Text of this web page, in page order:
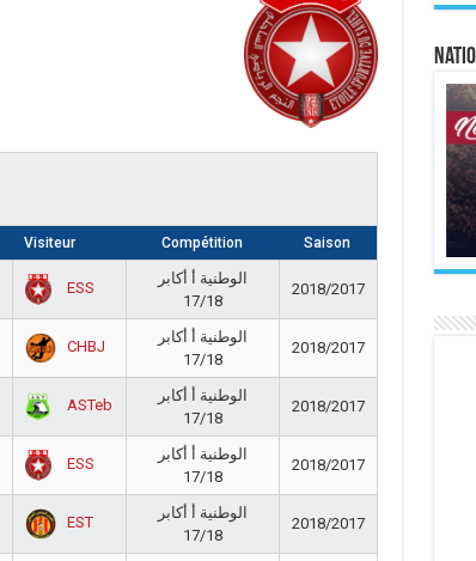
Visiteur Compétition Saison
ESS
الوطنية أ أكابر
17/18
2018/2017
CHBJ
الوطنية أ أكابر
17/18
2018/2017
ASTeb
الوطنية أ أكابر
17/18
2018/2017
ESS
الوطنية أ أكابر
17/18
2018/2017
EST
الوطنية أ أكابر
17/18
2018/2017